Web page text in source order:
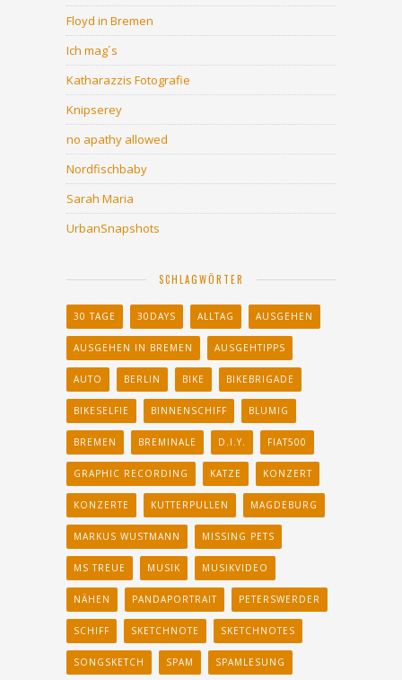
Floyd in Bremen
Ich mag´s
Katharazzis Fotografie
Knipserey
no apathy allowed
Nordfischbaby
Sarah Maria
UrbanSnapshots
SCHLAGWÖRTER
30 TAGE 30DAYS ALLTAG AUSGEHEN
AUSGEHEN IN BREMEN AUSGEHTIPPS
AUTO BERLIN BIKE BIKEBRIGADE
BIKESELFIE BINNENSCHIFF BLUMIG
BREMEN BREMINALE D.I.Y. FIAT500
GRAPHIC RECORDING KATZE KONZERT
KONZERTE KUTTERPULLEN MAGDEBURG
MARKUS WUSTMANN MISSING PETS
MS TREUE MUSIK MUSIKVIDEO
NÄHEN PANDAPORTRAIT PETERSWERDER
SCHIFF SKETCHNOTE SKETCHNOTES
SONGSKETCH SPAM SPAMLESUNG